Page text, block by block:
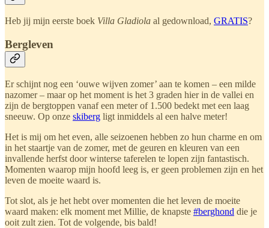
Heb jij mijn eerste boek Villa Gladiola al gedownload, GRATIS?
Bergleven
Er schijnt nog een ‘ouwe wijven zomer’ aan te komen – een milde
nazomer – maar op het moment is het 3 graden hier in de vallei en
zijn de bergtoppen vanaf een meter of 1.500 bedekt met een laag
sneeuw. Op onze skiberg ligt inmiddels al een halve meter!
Het is mij om het even, alle seizoenen hebben zo hun charme en om
in het staartje van de zomer, met de geuren en kleuren van een
invallende herfst door winterse taferelen te lopen zijn fantastisch.
Momenten waarop mijn hoofd leeg is, er geen problemen zijn en het
leven de moeite waard is.
Tot slot, als je het hebt over momenten die het leven de moeite
waard maken: elk moment met Millie, de knapste #berghond die je
ooit zult zien. Tot de volgende, bis bald!